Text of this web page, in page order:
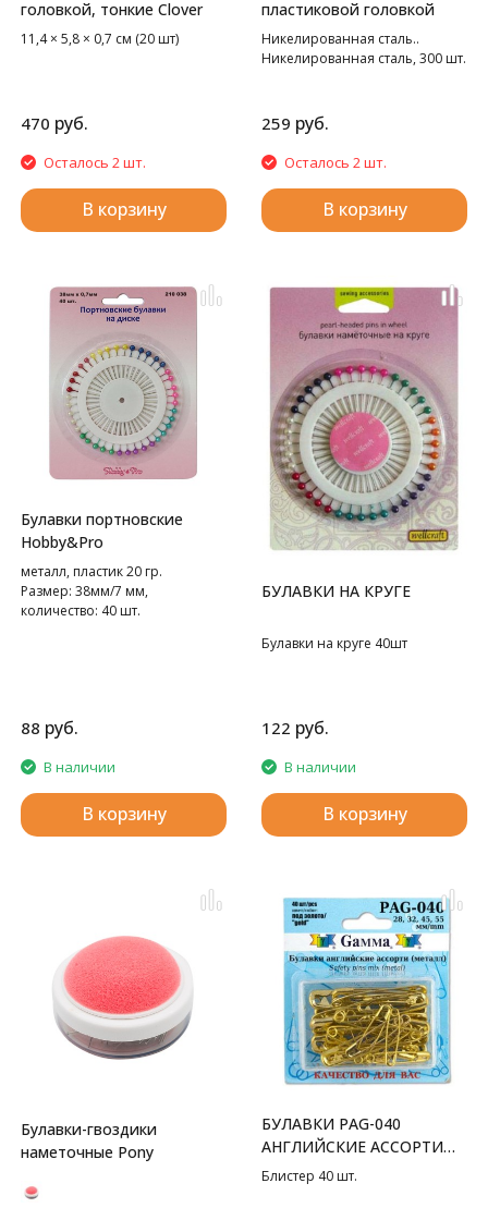
головкой, тонкие Clover
11,4 × 5,8 × 0,7 см (20 шт)
470 руб.
Осталось 2 шт.
В корзину
пластиковой головкой
Никелированная сталь..
Никелированная сталь, 300 шт.
259 руб.
Осталось 2 шт.
В корзину
Булавки портновские
Hobby&Pro
металл, пластик 20 гр.
Размер: 38мм/7 мм,
количество: 40 шт.
88 руб.
В наличии
В корзину
БУЛАВКИ НА КРУГЕ
Булавки на круге 40шт
122 руб.
В наличии
В корзину
Булавки-гвоздики
наметочные Pony
БУЛАВКИ PAG-040
АНГЛИЙСКИЕ АССОРТИ
GAMMA
Блистер 40 шт.